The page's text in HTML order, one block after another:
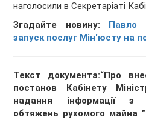
наголосили в Секретаріаті
Згадайте новину: Павло
запуск послуг Мін'юсту на
Текст документа:“Про
постанов Кабінету
надання інформації з
обтяжень рухомого майна